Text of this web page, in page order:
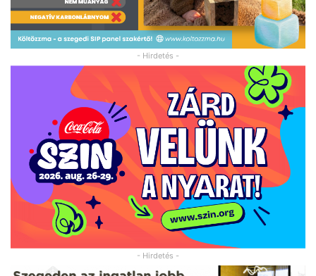
- Hirdetés -
- Hirdetés -